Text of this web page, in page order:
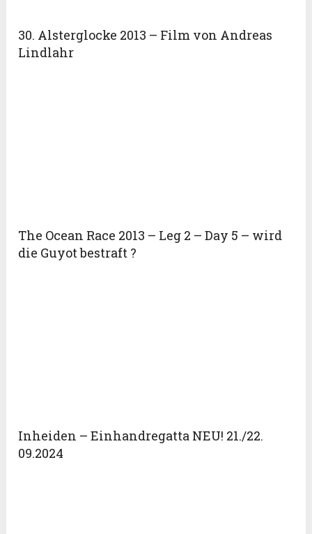
30. Alsterglocke 2013 – Film von Andreas
Lindlahr
The Ocean Race 2013 – Leg 2 – Day 5 – wird
die Guyot bestraft ?
Inheiden – Einhandregatta NEU! 21./22.
09.2024